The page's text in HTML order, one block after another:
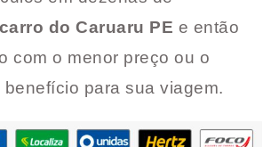
do Caruaru PE e então
com o menor preço ou o
para sua viagem.